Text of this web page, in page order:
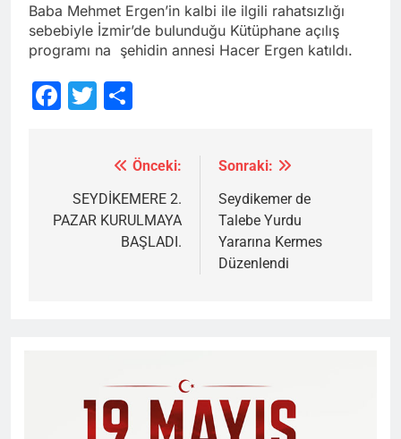
Baba Mehmet Ergen’in kalbi ile ilgili rahatsızlığı
sebebiyle İzmir’de bulunduğu Kütüphane açılış
programı na şehidin annesi Hacer Ergen katıldı.
Facebook
Twitter
gezinmesi
Önceki:
SEYDİKEMERE 2.
PAZAR KURULMAYA
BAŞLADI.
Sonraki:
Seydikemer de
Talebe Yurdu
Yararına Kermes
Düzenlendi